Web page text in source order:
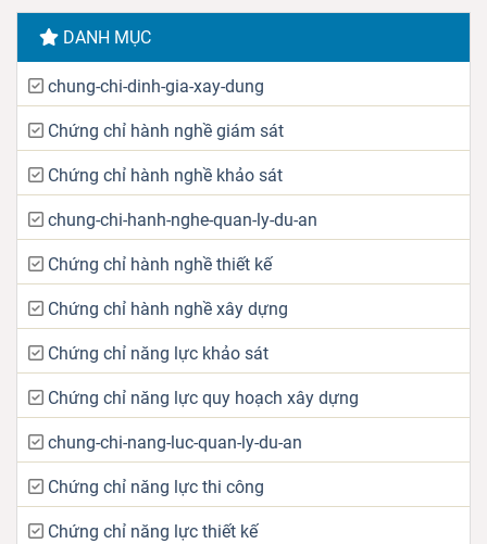
DANH MỤC
chung-chi-dinh-gia-xay-dung
Chứng chỉ hành nghề giám sát
Chứng chỉ hành nghề khảo sát
chung-chi-hanh-nghe-quan-ly-du-an
Chứng chỉ hành nghề thiết kế
Chứng chỉ hành nghề xây dựng
Chứng chỉ năng lực khảo sát
Chứng chỉ năng lực quy hoạch xây dựng
chung-chi-nang-luc-quan-ly-du-an
Chứng chỉ năng lực thi công
Chứng chỉ năng lực thiết kế